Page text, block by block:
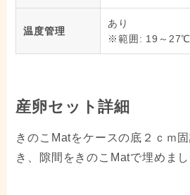
温度管理
あり
※範囲: 19～27℃
産卵セット詳細
きのこMatをケースの底２ｃｍ
き、隙間をきのこMatで埋めまし